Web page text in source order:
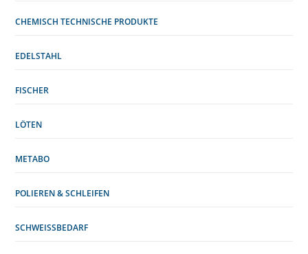
CHEMISCH TECHNISCHE PRODUKTE
EDELSTAHL
FISCHER
LÖTEN
METABO
POLIEREN & SCHLEIFEN
SCHWEISSBEDARF